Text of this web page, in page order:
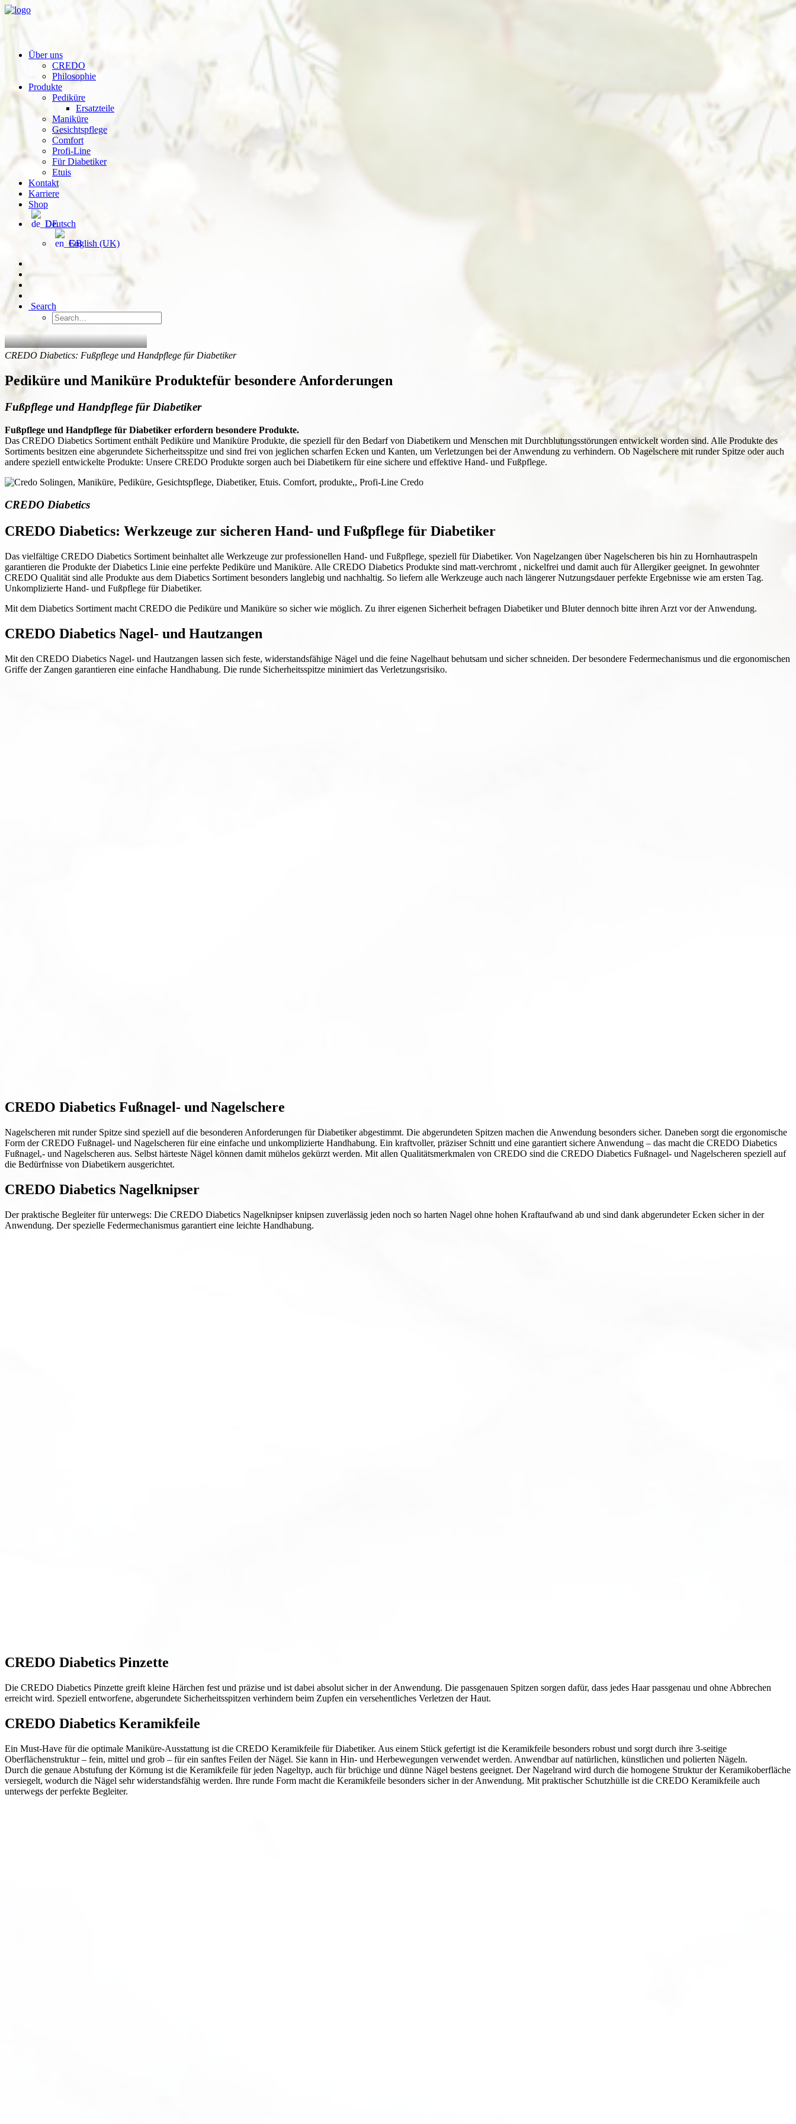
Über uns
CREDO
Philosophie
Produkte
Pediküre
Ersatzteile
Maniküre
Gesichtspflege
Comfort
Profi-Line
Für Diabetiker
Etuis
Kontakt
Karriere
Shop
Deutsch
English (UK)
Search
CREDO Diabetics: Fußpflege und Handpflege für Diabetiker
Pediküre und Maniküre Produktefür besondere Anforderungen
Fußpflege und Handpflege für Diabetiker
Fußpflege und Handpflege für Diabetiker erfordern besondere Produkte.
Das CREDO Diabetics Sortiment enthält Pediküre und Maniküre Produkte, die speziell für den Bedarf von Diabetikern und Menschen mit Durchblutungsstörungen entwickelt worden sind. Alle Produkte des
Sortiments besitzen eine abgerundete Sicherheitsspitze und sind frei von jeglichen scharfen Ecken und Kanten, um Verletzungen bei der Anwendung zu verhindern. Ob Nagelschere mit runder Spitze oder auch
andere speziell entwickelte Produkte: Unsere CREDO Produkte sorgen auch bei Diabetikern für eine sichere und effektive Hand- und Fußpflege.
CREDO Diabetics
CREDO Diabetics: Werkzeuge zur sicheren Hand- und Fußpflege für Diabetiker
Das vielfältige CREDO Diabetics Sortiment beinhaltet alle Werkzeuge zur professionellen Hand- und Fußpflege, speziell für Diabetiker. Von Nagelzangen über Nagelscheren bis hin zu Hornhautraspeln
garantieren die Produkte der Diabetics Linie eine perfekte Pediküre und Maniküre. Alle CREDO Diabetics Produkte sind matt-verchromt , nickelfrei und damit auch für Allergiker geeignet. In gewohnter
CREDO Qualität sind alle Produkte aus dem Diabetics Sortiment besonders langlebig und nachhaltig. So liefern alle Werkzeuge auch nach längerer Nutzungsdauer perfekte Ergebnisse wie am ersten Tag.
Unkomplizierte Hand- und Fußpflege für Diabetiker.
Mit dem Diabetics Sortiment macht CREDO die Pediküre und Maniküre so sicher wie möglich. Zu ihrer eigenen Sicherheit befragen Diabetiker und Bluter dennoch bitte ihren Arzt vor der Anwendung.
CREDO Diabetics Nagel- und Hautzangen
Mit den CREDO Diabetics Nagel- und Hautzangen lassen sich feste, widerstandsfähige Nägel und die feine Nagelhaut behutsam und sicher schneiden. Der besondere Federmechanismus und die ergonomischen
Griffe der Zangen garantieren eine einfache Handhabung. Die runde Sicherheitsspitze minimiert das Verletzungsrisiko.
CREDO Diabetics Fußnagel- und Nagelschere
Nagelscheren mit runder Spitze sind speziell auf die besonderen Anforderungen für Diabetiker abgestimmt. Die abgerundeten Spitzen machen die Anwendung besonders sicher. Daneben sorgt die ergonomische
Form der CREDO Fußnagel- und Nagelscheren für eine einfache und unkomplizierte Handhabung. Ein kraftvoller, präziser Schnitt und eine garantiert sichere Anwendung – das macht die CREDO Diabetics
Fußnagel,- und Nagelscheren aus. Selbst härteste Nägel können damit mühelos gekürzt werden. Mit allen Qualitätsmerkmalen von CREDO sind die CREDO Diabetics Fußnagel- und Nagelscheren speziell auf
die Bedürfnisse von Diabetikern ausgerichtet.
CREDO Diabetics Nagelknipser
Der praktische Begleiter für unterwegs: Die CREDO Diabetics Nagelknipser knipsen zuverlässig jeden noch so harten Nagel ohne hohen Kraftaufwand ab und sind dank abgerundeter Ecken sicher in der
Anwendung. Der spezielle Federmechanismus garantiert eine leichte Handhabung.
CREDO Diabetics Pinzette
Die CREDO Diabetics Pinzette greift kleine Härchen fest und präzise und ist dabei absolut sicher in der Anwendung. Die passgenauen Spitzen sorgen dafür, dass jedes Haar passgenau und ohne Abbrechen
erreicht wird. Speziell entworfene, abgerundete Sicherheitsspitzen verhindern beim Zupfen ein versehentliches Verletzen der Haut.
CREDO Diabetics Keramikfeile
Ein Must-Have für die optimale Maniküre-Ausstattung ist die CREDO Keramikfeile für Diabetiker. Aus einem Stück gefertigt ist die Keramikfeile besonders robust und sorgt durch ihre 3-seitige
Oberflächenstruktur – fein, mittel und grob – für ein sanftes Feilen der Nägel. Sie kann in Hin- und Herbewegungen verwendet werden. Anwendbar auf natürlichen, künstlichen und polierten Nägeln.
Durch die genaue Abstufung der Körnung ist die Keramikfeile für jeden Nageltyp, auch für brüchige und dünne Nägel bestens geeignet. Der Nagelrand wird durch die homogene Struktur der Keramikoberfläche
versiegelt, wodurch die Nägel sehr widerstandsfähig werden. Ihre runde Form macht die Keramikfeile besonders sicher in der Anwendung. Mit praktischer Schutzhülle ist die CREDO Keramikfeile auch
unterwegs der perfekte Begleiter.